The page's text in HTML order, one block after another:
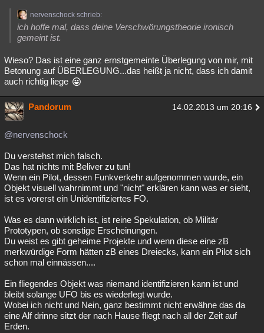
nervenschock schrieb:
ich hoffe mal, dass deine Verschwörungstheorie ironisch
gemeint ist.
Wieso? Das ist eine ganz ernstgemeinte Überlegung von mir, mit
Betonung auf ÜBERLEGUNG...das heißt ja nicht, dass ich damit
auch richtig liege
Pandorum 14.02.2013 um 20:16
@nervenschock
Du verstehst mich falsch.
Das hat nichts mit Beliver zu tun!
Wenn ein Pilot, dessen Funkverkehr aufgenommen wurde, ein
Objekt visuell wahrnimmt und "nicht" erklären kann was er sieht,
ist es vorerst ein Unidentifiziertes FO.
Was es dann wirklich ist, ist reine Spekulation, ob Militär
Prototypen, ob sonstige Erscheinungen.
Du weist es gibt geheime Projekte und wenn diese eine zB
merkwürdige Form hätten zB eines Dreiecks, kann ein Pilot sich
schon mal einnässen....
Ein fliegendes Objekt was niemand identifizieren kann ist und
bleibt solange UFO bis es wiederlegt wurde.
Wobei ich nicht und Nein, ganz bestimmt nicht erwähne das da
eine Alf drinne sitzt der nach Hause fliegt nach all der Zeit auf
Erden.